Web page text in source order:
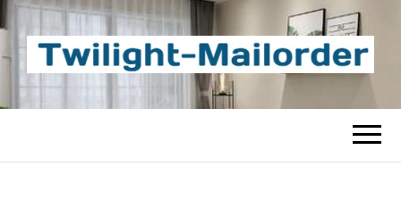
TWILIGHT-
MAILORDER
Beste Content-Sharing-Site